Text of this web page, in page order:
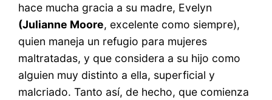
hace mucha gracia a su madre, Evelyn
(Julianne Moore, excelente como siempre),
quien maneja un refugio para mujeres
maltratadas, y que considera a su hijo como
alguien muy distinto a ella, superficial y
malcriado. Tanto así, de hecho, que comienza